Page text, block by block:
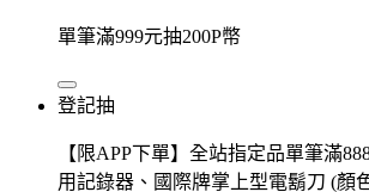
單筆滿999元抽200P幣
登記抽
【限APP下單】全站指定品單筆滿
用記錄器、國際牌掌上型電鬍刀 (顏